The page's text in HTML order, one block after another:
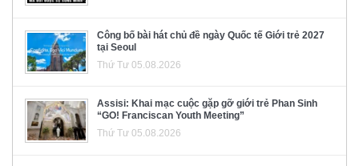
Công bố bài hát chủ đề ngày Quốc tế Giới trẻ 2027
tại Seoul
Thứ Tư 05.08.2026
Assisi: Khai mạc cuộc gặp gỡ giới trẻ Phan Sinh
“GO! Franciscan Youth Meeting”
Thứ Tư 05.08.2026